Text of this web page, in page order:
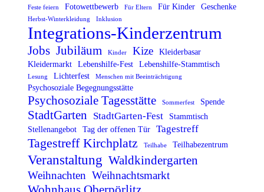
Feste feiern Fotowettbewerb Für Eltern Für Kinder Geschenke
Herbst-Winterkleidung Inklusion
Integrations-Kinderzentrum
Jobs Jubiläum Kinder Kize
Kleiderbasar
Kleidermarkt
Lebenshilfe-Fest Lebenshilfe-Stammtisch
Lesung Lichterfest Menschen mit Beeinträchtigung
Psychosoziale Begegnungsstätte
Psychosoziale Tagesstätte Sommerfest Spende
StadtGarten StadtGarten-Fest
Stammtisch
Stellenangebot
Tag der offenen Tür Tagestreff
Tagestreff Kirchplatz Teilhabe Teilhabezentrum
Veranstaltung Waldkindergarten
Weihnachten Weihnachtsmarkt